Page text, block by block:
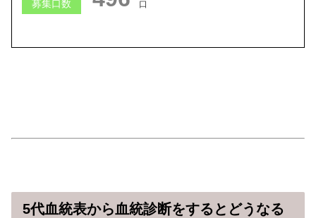
募集口数 口
5代血統表から血統診断をするとどうなる